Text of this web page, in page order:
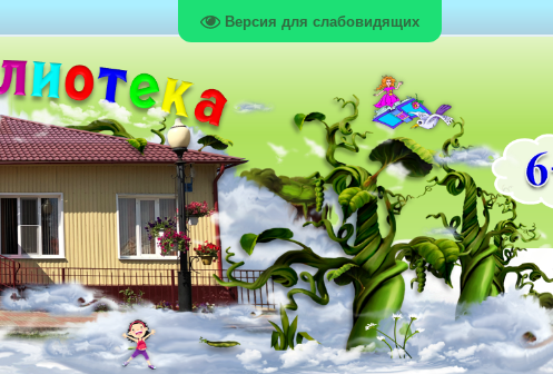
Версия для слабовидящих